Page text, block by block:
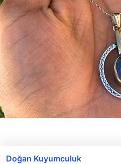
Doğan Kuyumculuk